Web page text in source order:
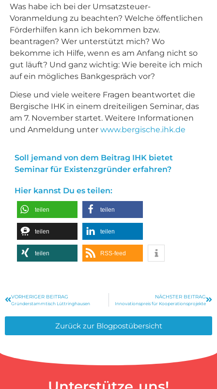
Was habe ich bei der Umsatzsteuer-
Voranmeldung zu beachten? Welche öffentlichen
Förderhilfen kann ich bekommen bzw.
beantragen? Wer unterstützt mich? Wo
bekomme ich Hilfe, wenn es am Anfang nicht so
gut läuft? Und ganz wichtig: Wie bereite ich mich
auf ein mögliches Bankgespräch vor?
Diese und viele weitere Fragen beantwortet die
Bergische IHK in einem dreiteiligen Seminar, das
am 7. November startet. Weitere Informationen
und Anmeldung unter www.bergische.ihk.de
Soll jemand von dem Beitrag IHK bietet
Seminar für Existenzgründer erfahren?
Hier kannst Du es teilen:
teilen teilen
teilen teilen
teilen RSS-feed
VORHERIGER BEITRAG
Gründerstammtisch Lüttringhausen
NÄCHSTER BEITRAG
Innovationspreis für Kooperationsprojekte
Zurück zur Blogpostübersicht